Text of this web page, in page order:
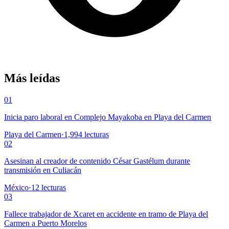
Más leídas
01
Inicia paro laboral en Complejo Mayakoba en Playa del Carmen
Playa del Carmen·1,994 lecturas
02
Asesinan al creador de contenido César Gastélum durante
transmisión en Culiacán
México·12 lecturas
03
Fallece trabajador de Xcaret en accidente en tramo de Playa del
Carmen a Puerto Morelos